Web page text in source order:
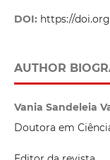
DOI: https://
AUTHOR
Vania Sandeleia
Doutora em